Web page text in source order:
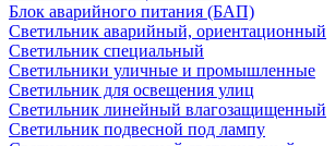
Блок аварийного питания (БАП)
Светильник аварийный, ориентационный
Светильник специальный
Светильники уличные и промышленные
Светильник для освещения улиц
Светильник линейный влагозащищенный
Светильник подвесной под лампу